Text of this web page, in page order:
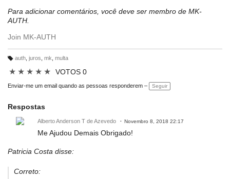
Para adicionar comentários, você deve ser membro de MK-
AUTH.
Join MK-AUTH
ar
c
ç
õ
auth, juros mk multa
★ ★ ★ ★ ★ VOTOS 0
Enviar-me um email quando as pessoas responderem – Seguir
Respostas
Alberto Anderson T de Azevedo Novembro 8, 2018 22:17
Me Ajudou Demais Obrigado!
Patricia Costa disse:
Correto: